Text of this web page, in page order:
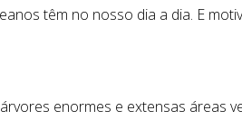
têm no nosso dia a dia. E
enormes e extensas áreas